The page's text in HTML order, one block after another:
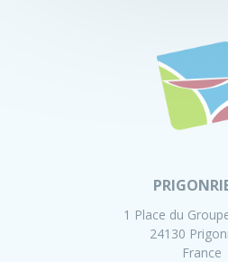
1 Place du
24130
France